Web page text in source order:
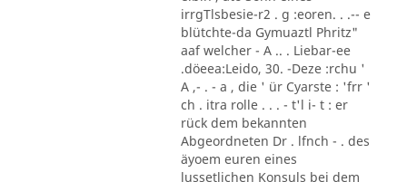
irrgTlsbesie-r2 . g :eoren. . .-- e
blütchte-da Gymuaztl Phritz"
aaf welcher - A .. . Liebar-ee
.döeea:Leido, 30. -Deze :rchu '
A ,- . - a , die ' ür Cyarste : 'frr '
ch . itra rolle . . . - t'l i- t : er
rück dem bekannten
Abgeordneten Dr . lfnch - . des
äyoem euren eines
lussetlichen Konsuls bei dem